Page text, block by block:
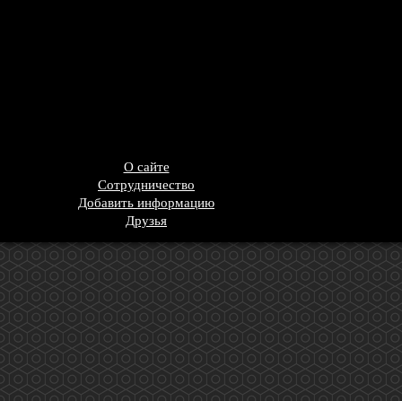
О сайте
Сотрудничество
Добавить информацию
Друзья